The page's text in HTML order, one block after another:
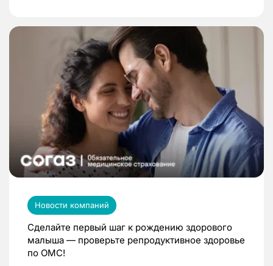
Новости компаний
Сделайте первый шаг к рождению здорового
малыша — проверьте репродуктивное здоровье
по ОМС!